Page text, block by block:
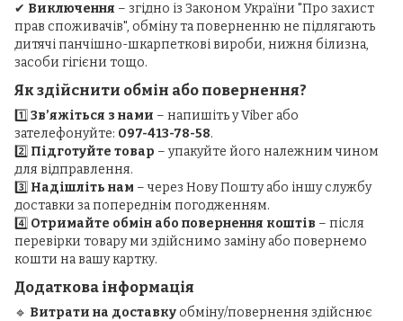
✔ Виключення – згідно із Законом України "Про захист
прав споживачів", обміну та поверненню не підлягають
дитячі панчішно-шкарпеткові вироби, нижня білизна,
засоби гігієни тощо.
Як здійснити обмін або повернення?
1️⃣ Зв’яжіться з нами – напишіть у Viber або
зателефонуйте: 097-413-78-58.
2️⃣ Підготуйте товар – упакуйте його належним чином
для відправлення.
3️⃣ Надішліть нам – через Нову Пошту або іншу службу
доставки за попереднім погодженням.
4️⃣ Отримайте обмін або повернення коштів – після
перевірки товару ми здійснимо заміну або повернемо
кошти на вашу картку.
Додаткова інформація
🔹 Витрати на доставкуобміну/повернення здійснює